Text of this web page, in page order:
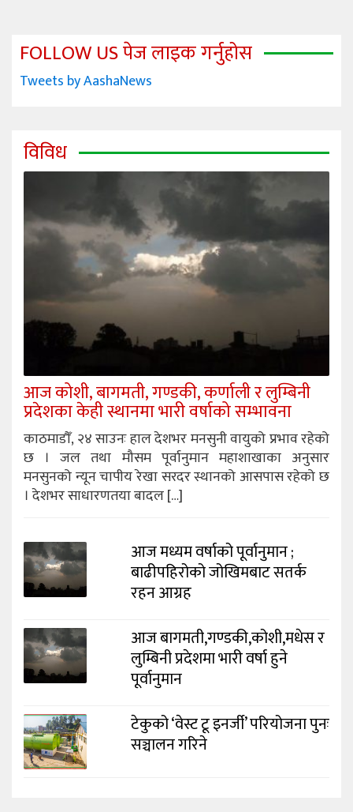
FOLLOW US पेज लाइक गर्नुहोस
Tweets by AashaNews
विविध
आज कोशी, बागमती, गण्डकी, कर्णाली र लुम्बिनी
प्रदेशका केही स्थानमा भारी वर्षाको सम्भावना
काठमाडौँ, २४ साउनः हाल देशभर मनसुनी वायुको प्रभाव रहेको
छ । जल तथा मौसम पूर्वानुमान महाशाखाका अनुसार
मनसुनको न्यून चापीय रेखा सरदर स्थानको आसपास रहेको छ
। देशभर साधारणतया बादल […]
आज मध्यम वर्षाको पूर्वानुमान ;
बाढीपहिरोको जोखिमबाट सतर्क
रहन आग्रह
आज बागमती,गण्डकी,कोशी,मधेस र
लुम्बिनी प्रदेशमा भारी वर्षा हुने
पूर्वानुमान
टेकुको ‘वेस्ट टू इनर्जी’ परियोजना पुनः
सञ्चालन गरिने